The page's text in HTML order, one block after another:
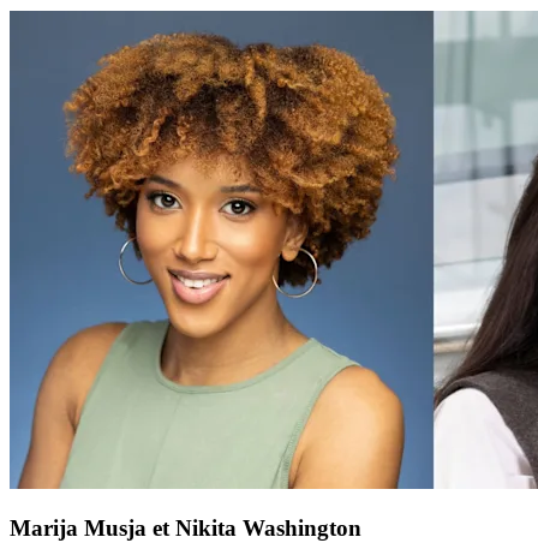
Marija Musja et Nikita Washington